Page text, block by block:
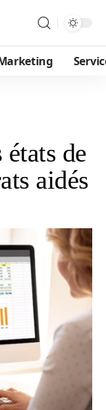
de
aidés